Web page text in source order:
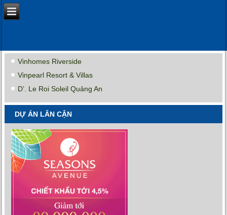
Vinhomes Riverside
Vinpearl Resort & Villas
D’. Le Roi Soleil Quảng An
DỰ ÁN LÂN CẬN